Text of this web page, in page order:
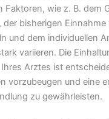
Faktoren, wie z. B. dem
der bisherigen Einnahme
und dem individuellen
variieren. Die
Arztes ist
vorzubeugen und eine
zu gewährleisten.